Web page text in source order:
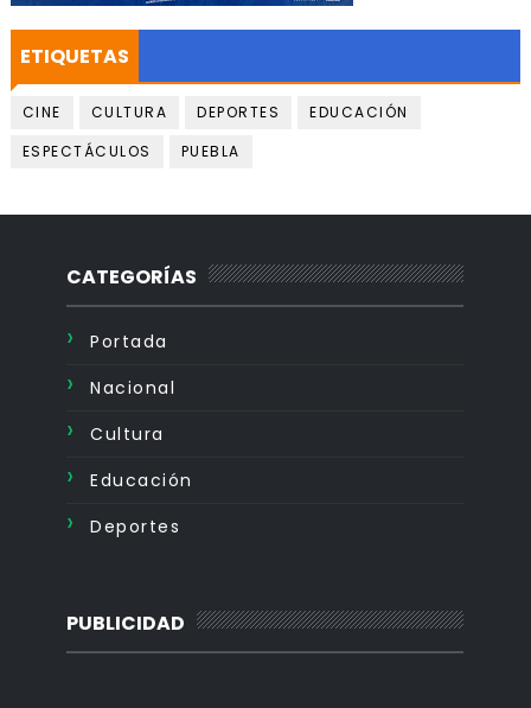
ETIQUETAS
CINE CULTURA DEPORTES
EDUCACIÓN
ESPECTÁCULOS
PUEBLA
CATEGORÍAS
Portada
Nacional
Cultura
Educación
Deportes
PUBLICIDAD